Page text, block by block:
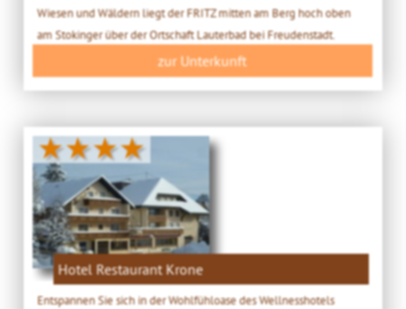
Wiesen und Wäldern liegt der FRITZ mitten am Berg hoch oben
am Stokinger über der Ortschaft Lauterbad bei Freudenstadt.
zur Unterkunft
★★★★
Hotel Restaurant Krone
Entspannen Sie sich in der Wohlfühloase des Wellnesshotels